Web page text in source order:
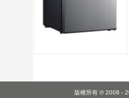
版權所有 © 2008 -